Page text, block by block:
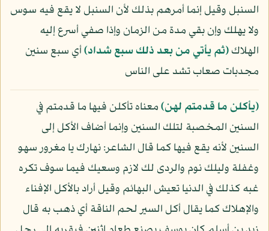
السنبل وقيل إنما أمرهم بذلك لأن السنبل لا يقع فيه سوس
ولا يهلك وإن بقي مدة من الزمان وإذا صفي أسرع إليه
الهلاك﴿ثم يأتي من بعد ذلك سبع شداد﴾أي سبع سنين
مجدبات صعاب تشد على الناس
﴿يأكلن ما قدمتم لهن﴾معناه تأكلن فيها ما قدمتم في
السنين المخصبة لتلك السنين وإنما أضاف الأكل إلى
السنين لأنه يقع فيها كما قال الشاعر: نهارك يا مغرور سهو
وغفلة وليلك نوم والردى لك لازم وسعيك فيما سوف تكره
غبه كذلك في الدنيا تعيش البهائم وقيل أراد بالأكل الإفناء
والإهلاك كما يقال أكل السير لحم الناقة أي ذهب به قال